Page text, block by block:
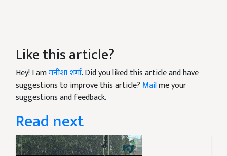
Like this article?
Hey! I amमनीशा शर्मा. Did you liked this article and have
suggestions to improve this article? Mailme your
suggestions and feedback.
Read next